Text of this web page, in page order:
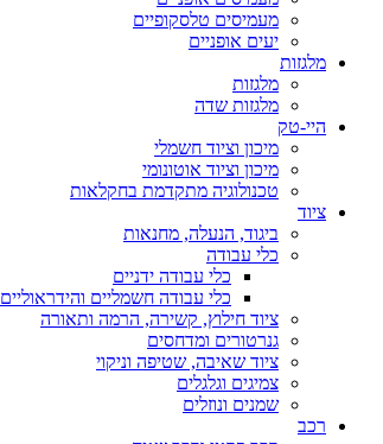
מעמיסים טלסקופיים
יעים אופניים
מלגזות
מלגזות
מלגזות שדה
היי-טק
מיכון וציוד חשמלי
מיכון וציוד אוטונומי
טכנולוגיה מתקדמת בחקלאות
ציוד
ביגוד, הנעלה, מחנאות
כלי עבודה
כלי עבודה ידניים
כלי עבודה חשמליים והידראוליים
ציוד חילוץ, קשירה, הרמה ותאורה
גנרטורים ומדחסים
ציוד שאיבה, שטיפה וניקוי
צמיגים וגלגלים
שמנים ונוזלים
רכב